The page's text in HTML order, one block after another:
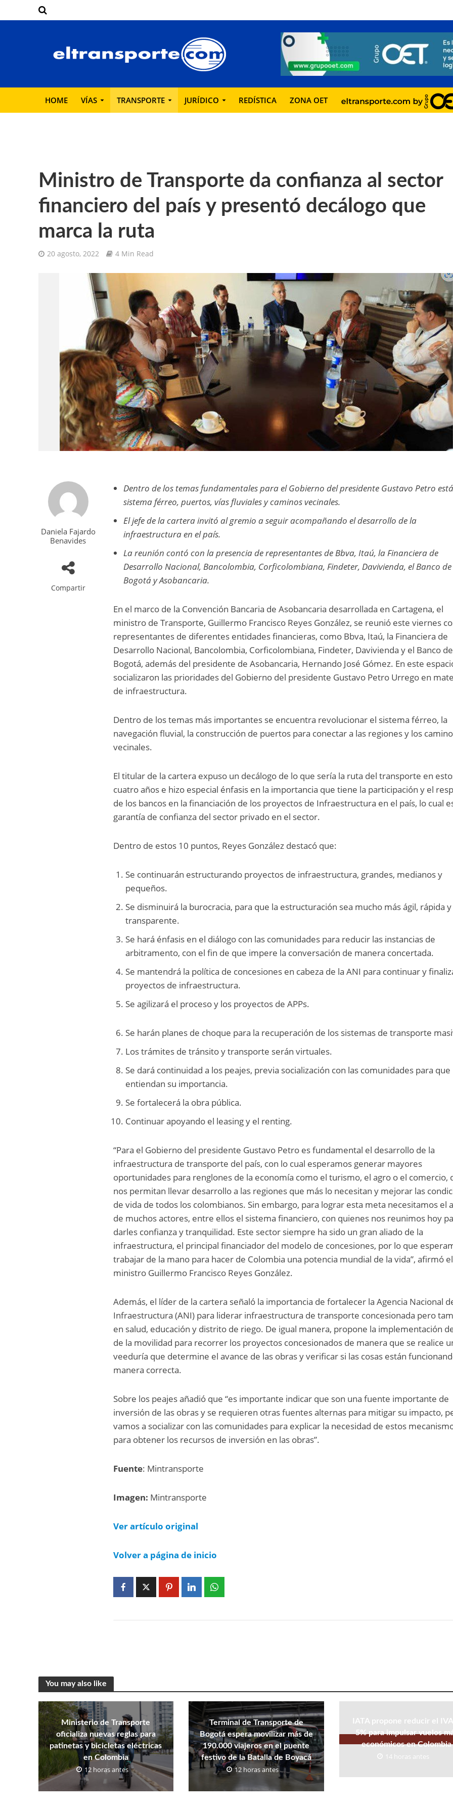
HOME VÍAS TRANSPORTE JURÍDICO REDÍSTICA ZONA OET
Ministro de Transporte da confianza al sector
financiero del país y presentó decálogo que
marca la ruta
20 agosto, 2022 4 Min Read
Daniela Fajardo
Benavides
Compartir
Dentro de los temas fundamentales para el Gobierno del presidente Gustavo Petro
sistema férreo, puertos, vías fluviales y caminos vecinales.
El jefe de la cartera invitó al gremio a seguir acompañando el desarrollo de la
infraestructura en el país.
La reunión contó con la presencia de representantes de Bbva, Itaú, la Financiera de
Desarrollo Nacional, Bancolombia, Corficolombiana, Findeter, Davivienda, el Banco de
Bogotá y Asobancaria.
En el marco de la Convención Bancaria de Asobancaria desarrollada en Cartagena, el
ministro de Transporte, Guillermo Francisco Reyes González, se reunió este viernes
representantes de diferentes entidades financieras, como Bbva, Itaú, la Financiera de
Desarrollo Nacional, Bancolombia, Corficolombiana, Findeter, Davivienda y el Banco de
Bogotá, además del presidente de Asobancaria, Hernando José Gómez. En este
socializaron las prioridades del Gobierno del presidente Gustavo Petro Urrego en
de infraestructura.
Dentro de los temas más importantes se encuentra revolucionar el sistema férreo, la
navegación fluvial, la construcción de puertos para conectar a las regiones y los
vecinales.
El titular de la cartera expuso un decálogo de lo que sería la ruta del transporte en
cuatro años e hizo especial énfasis en la importancia que tiene la participación y el
de los bancos en la financiación de los proyectos de Infraestructura en el país, lo cual
garantía de confianza del sector privado en el sector.
Dentro de estos 10 puntos, Reyes González destacó que:
Se continuarán estructurando proyectos de infraestructura, grandes, medianos y
pequeños.
Se disminuirá la burocracia, para que la estructuración sea mucho más ágil, rápida y
transparente.
Se hará énfasis en el diálogo con las comunidades para reducir las instancias de
arbitramento, con el fin de que impere la conversación de manera concertada.
Se mantendrá la política de concesiones en cabeza de la ANI para continuar y
proyectos de infraestructura.
Se agilizará el proceso y los proyectos de APPs.
Se harán planes de choque para la recuperación de los sistemas de transporte
Los trámites de tránsito y transporte serán virtuales.
Se dará continuidad a los peajes, previa socialización con las comunidades para que
entiendan su importancia.
Se fortalecerá la obra pública.
Continuar apoyando el leasing y el renting.
“Para el Gobierno del presidente Gustavo Petro es fundamental el desarrollo de la
infraestructura de transporte del país, con lo cual esperamos generar mayores
oportunidades para renglones de la economía como el turismo, el agro o el comercio,
nos permitan llevar desarrollo a las regiones que más lo necesitan y mejorar las
de vida de todos los colombianos. Sin embargo, para lograr esta meta necesitamos el
de muchos actores, entre ellos el sistema financiero, con quienes nos reunimos hoy
darles confianza y tranquilidad. Este sector siempre ha sido un gran aliado de la
infraestructura, el principal financiador del modelo de concesiones, por lo que
trabajar de la mano para hacer de Colombia una potencia mundial de la vida”, afirmó el
ministro Guillermo Francisco Reyes González.
Además, el líder de la cartera señaló la importancia de fortalecer la Agencia Nacional
Infraestructura (ANI) para liderar infraestructura de transporte concesionada pero
en salud, educación y distrito de riego. De igual manera, propone la implementación
de la movilidad para recorrer los proyectos concesionados de manera que se realice
veeduría que determine el avance de las obras y verificar si las cosas están
manera correcta.
Sobre los peajes añadió que “es importante indicar que son una fuente importante de
inversión de las obras y se requieren otras fuentes alternas para mitigar su impacto,
vamos a socializar con las comunidades para explicar la necesidad de estos
para obtener los recursos de inversión en las obras”.
Fuente: Mintransporte
Imagen: Mintransporte
Ver artículo original
Volver a página de inicio
You may also like
Ministerio de Transporte
oficializa nuevas reglas para
patinetas y bicicletas eléctricas
en Colombia
12 horas antes
Terminal de Transporte de
Bogotá espera movilizar más de
190.000 viajeros en el puente
festivo de la Batalla de Boyacá
12 horas antes
IATA propone reducir el IVA
5% para impulsar vuelos
económicos en Colombia
14 horas antes